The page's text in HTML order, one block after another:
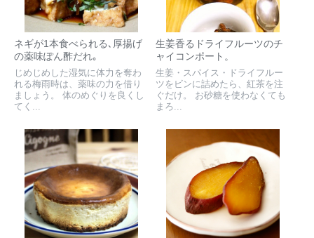
ネギが1本食べられる､厚揚げ
の薬味ぽん酢だれ｡
じめじめした湿気に体力を奪わ
れる梅雨時は、薬味の力を借り
ましょう。 体のめぐりを良くし
てく...
生姜香るドライフルーツのチ
ャイコンポート。
生姜・スパイス・ドライフルー
ツをビンに詰めたら、紅茶を注
ぐだけ。 お砂糖を使わなくても
まろ...